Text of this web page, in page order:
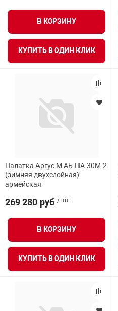
В КОРЗИНУ
КУПИТЬ В ОДИН КЛИК
Палатка Аргус-М АБ-ПА-30М-2
(зимняя двухслойная)
армейская
269 280 руб / шт.
В КОРЗИНУ
КУПИТЬ В ОДИН КЛИК